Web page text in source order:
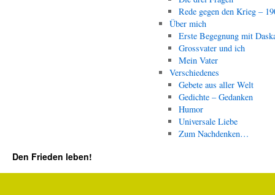
Rede gegen den Krieg –
Über mich
Erste Begegnung mit
Grossvater und ich
Mein Vater
Verschiedenes
Gebete aus aller Welt
Gedichte – Gedanken
Humor
Universale Liebe
Zum Nachdenken…
Den Frieden leben!